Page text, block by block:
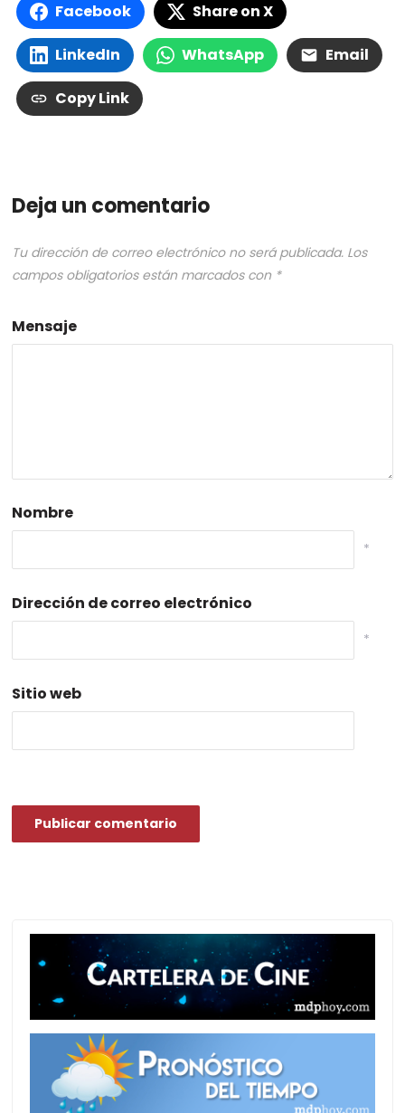
Facebook Share on X
LinkedIn WhatsApp Email
Copy Link
Deja un comentario
Tu dirección de correo electrónico no será publicada. Los
campos obligatorios están marcados con *
Mensaje
Nombre
*
Dirección de correo electrónico
*
Sitio web